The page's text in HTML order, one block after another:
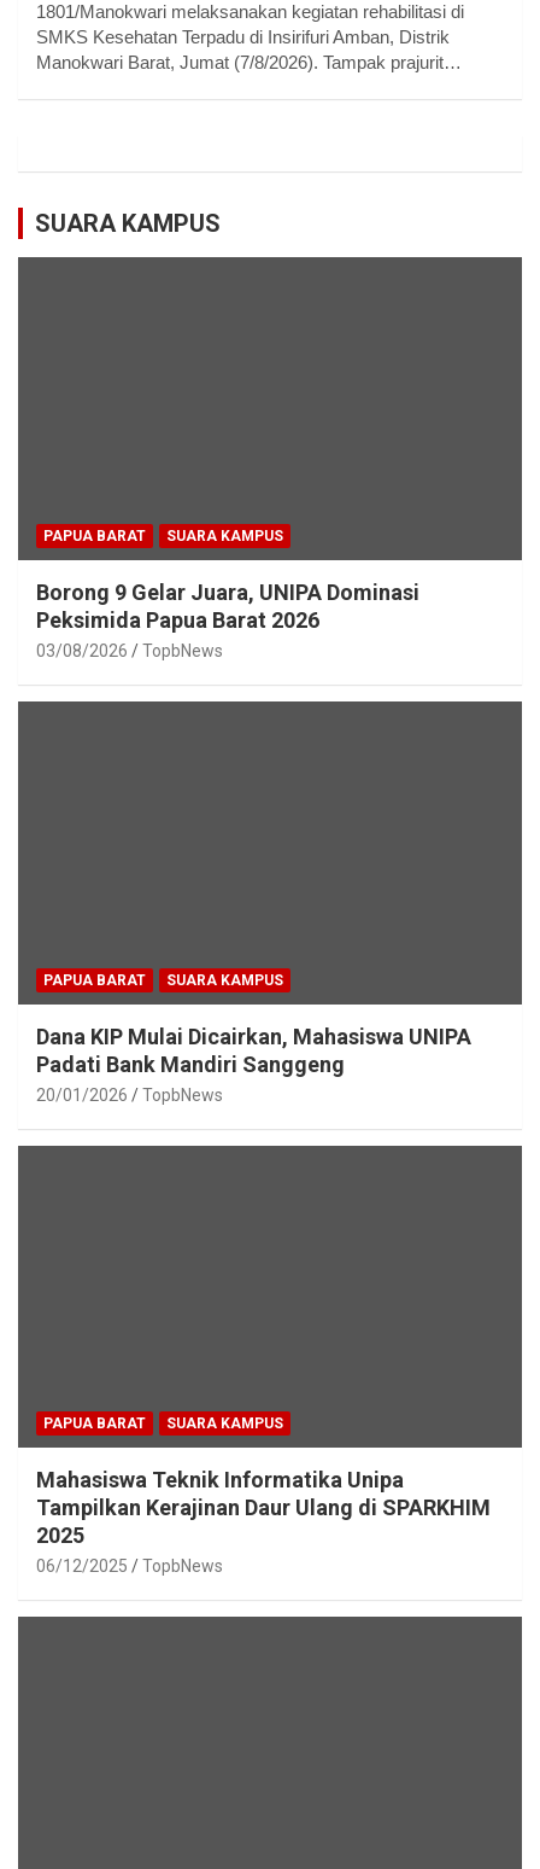
1801/Manokwari melaksanakan kegiatan rehabilitasi di
SMKS Kesehatan Terpadu di Insirifuri Amban, Distrik
Manokwari Barat, Jumat (7/8/2026). Tampak prajurit…
SUARA KAMPUS
PAPUA BARAT SUARA KAMPUS
Borong 9 Gelar Juara, UNIPA Dominasi
Peksimida Papua Barat 2026
03/08/2026 TopbNews
PAPUA BARAT SUARA KAMPUS
Dana KIP Mulai Dicairkan, Mahasiswa UNIPA
Padati Bank Mandiri Sanggeng
20/01/2026 TopbNews
PAPUA BARAT SUARA KAMPUS
Mahasiswa Teknik Informatika Unipa
Tampilkan Kerajinan Daur Ulang di SPARKHIM
2025
06/12/2025 TopbNews